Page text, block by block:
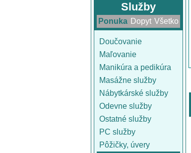
Služby
Ponuka Dopyt Všetko
Doučovanie
Maľovanie
Manikúra a pedikúra
Masážne služby
Nábytkárské služby
Odevne služby
Ostatné služby
PC služby
Pôžičky, úvery